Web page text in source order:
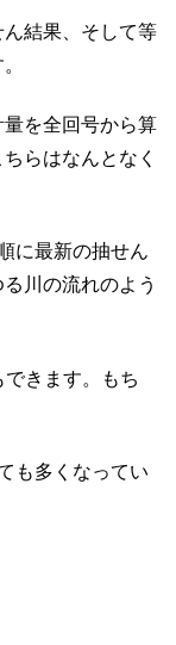
結果、そして等
を全回号から算
らはなんとなく
に最新の抽せん
川の流れのよう
きます。もち
も多くなってい